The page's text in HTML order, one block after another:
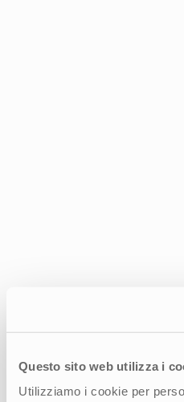
Questo sito web utilizza i
Utilizziamo i cookie per